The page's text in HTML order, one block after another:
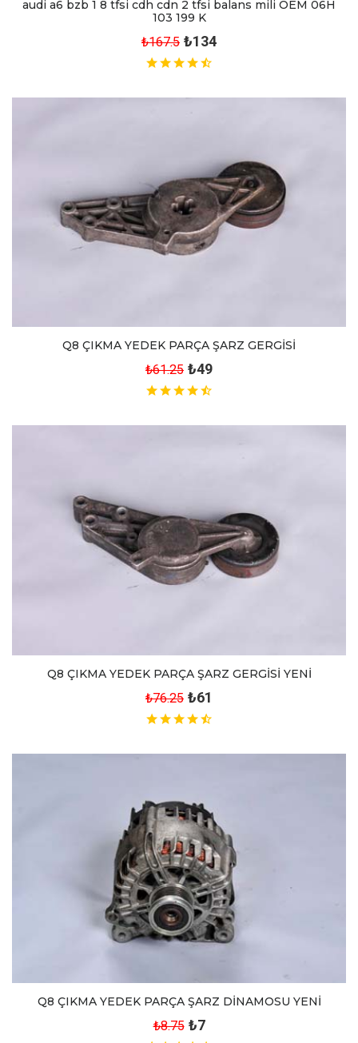
audi a6 bzb 1 8 tfsi cdh cdn 2 tfsi balans mili OEM 06H
103 199 K
₺167.5 ₺134
Q8 ÇIKMA YEDEK PARÇA ŞARZ GERGİSİ
₺61.25 ₺49
Q8 ÇIKMA YEDEK PARÇA ŞARZ GERGİSİ YENİ
₺76.25 ₺61
Q8 ÇIKMA YEDEK PARÇA ŞARZ DİNAMOSU YENİ
₺8.75 ₺7